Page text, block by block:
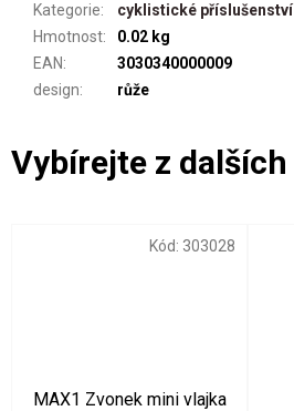
Kategorie:
cyklistické příslušenství
Hmotnost:
0.02 kg
EAN:
3030340000009
design: růže
MAX1 Zvonek mini vlajka
Kód: 303028